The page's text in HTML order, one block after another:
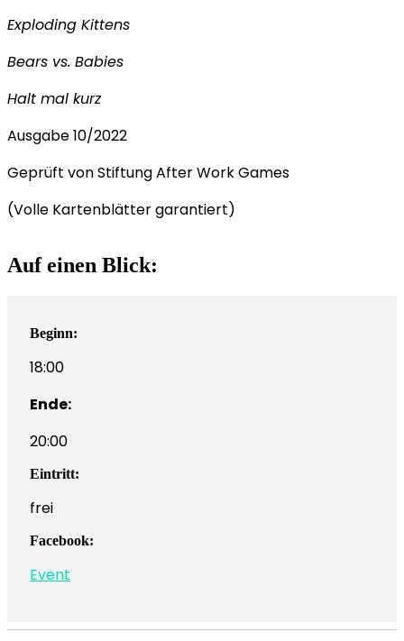
Exploding Kittens
Bears vs. Babies
Halt mal kurz
Ausgabe 10/2022
Geprüft von Stiftung After Work Games
(Volle Kartenblätter garantiert)
Auf einen Blick:
Beginn:
18:00
Ende:
20:00
Eintritt:
frei
Facebook:
Event